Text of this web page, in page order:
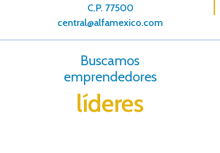
C.P. 77500
central@alfamexico.com
Buscamos
emprendedores
líderes